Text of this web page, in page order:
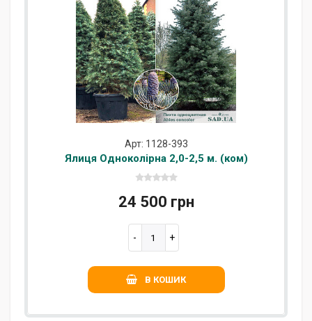
Арт: 1128-393
Ялиця Одноколірна 2,0-2,5 м. (ком)
24 500 грн
В КОШИК